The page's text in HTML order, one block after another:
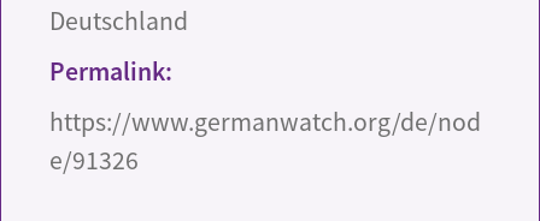
Deutschland
Permalink:
https://www.germanwatch.org/de/nod
e/91326